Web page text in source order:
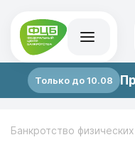
Только до 10.08
Банкротство